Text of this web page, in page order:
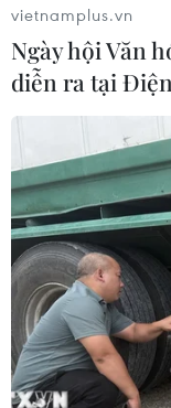
vietnamplus.vn
Ngày hội Văn
diễn ra tại